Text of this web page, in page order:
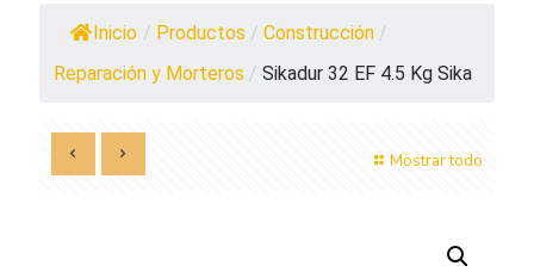
Inicio / Productos / Construcción /
Reparación y Morteros / Sikadur 32 EF 4.5 Kg Sika
Mostrar todo